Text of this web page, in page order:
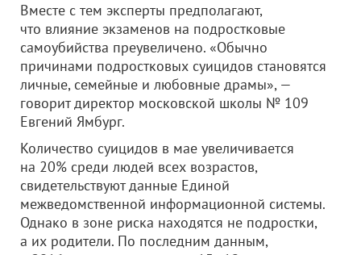
Вместе с тем эксперты предполагают,
что влияние экзаменов на подростковые
самоубийства преувеличено. «Обычно
причинами подростковых суицидов становятся
личные, семейные и любовные драмы», —
говорит директор московской школы № 109
Евгений Ямбург.
Количество суицидов в мае увеличивается
на 20% среди людей всех возрастов,
свидетельствуют данные Единой
межведомственной информационной системы.
Однако в зоне риска находятся не подростки,
а их родители. По последним данным,